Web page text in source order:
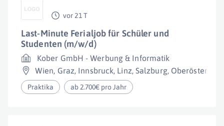
vor 21 T
Last-Minute Ferialjob für Schüler und
Studenten (m/w/d)
Kober GmbH - Werbung & Informatik
Wien, Graz, Innsbruck, Linz, Salzburg,
Praktika ab 2.700€ pro Jahr